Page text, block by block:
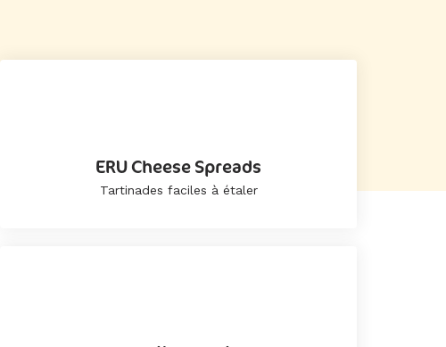
ERU Cheese Spreads
Tartinades faciles à étaler